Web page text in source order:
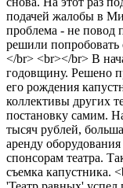
подачей жалобы в
проблема - не повод
решили попробовать
</br> <br></br> В
годовщину. Решено
его рождения
коллективы других
постановку самим.
тысяч рублей,
аренду
спонсорам театра.
съемка капустника.